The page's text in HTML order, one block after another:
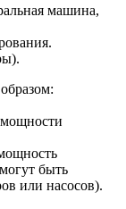
машина,
быть
или насосов).